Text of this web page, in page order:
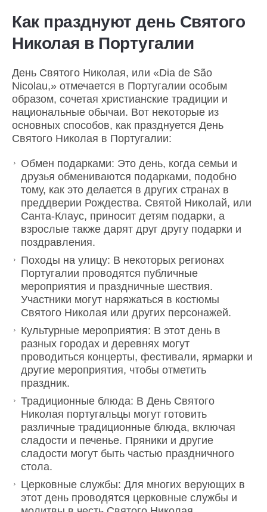
Как празднуют день Святого
Николая в Португалии
День Святого Николая, или «Dia de São
Nicolau,» отмечается в Португалии особым
образом, сочетая христианские традиции и
национальные обычаи. Вот некоторые из
основных способов, как празднуется День
Святого Николая в Португалии:
Обмен подарками: Это день, когда семьи и
друзья обмениваются подарками, подобно
тому, как это делается в других странах в
преддверии Рождества. Святой Николай, или
Санта-Клаус, приносит детям подарки, а
взрослые также дарят друг другу подарки и
поздравления.
Походы на улицу: В некоторых регионах
Португалии проводятся публичные
мероприятия и праздничные шествия.
Участники могут наряжаться в костюмы
Святого Николая или других персонажей.
Культурные мероприятия: В этот день в
разных городах и деревнях могут
проводиться концерты, фестивали, ярмарки и
другие мероприятия, чтобы отметить
праздник.
Традиционные блюда: В День Святого
Николая португальцы могут готовить
различные традиционные блюда, включая
сладости и печенье. Пряники и другие
сладости могут быть частью праздничного
стола.
Церковные службы: Для многих верующих в
этот день проводятся церковные службы и